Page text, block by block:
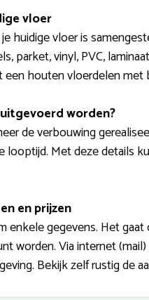
vloer
huidige vloer is
parket, vinyl, PVC,
een houten vloerdelen
worden?
de verbouwing
looptijd. Met deze details
en prijzen
enkele gegevens. Het
worden. Via internet
Bekijk zelf rustig de